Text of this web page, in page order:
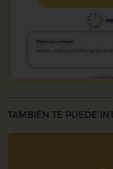
TAMBIÉN TE PUEDE